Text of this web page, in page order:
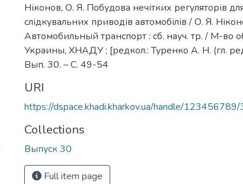
Ніконов, О. Я. Побудова нечітких регуляторів
слідкувальних приводів автомобілів / О. Я.
Автомобильный транспорт : сб. науч. тр. / М-во
Украины, ХНАДУ ; [редкол.: Туренко А. Н. (гл.
Вып. 30. – С. 49-54
URI
https://dspace.khadi.kharkov.ua/handle/
Collections
Выпуск 30
Full item page